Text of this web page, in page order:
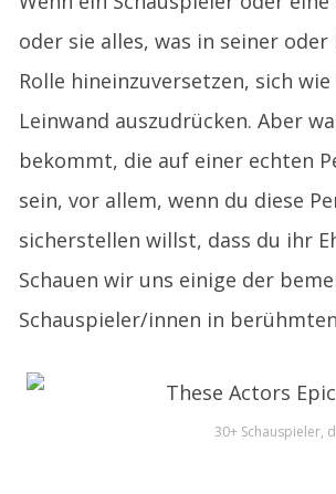
oder sie alles, was in seiner
Rolle hineinzuversetzen, sich
Leinwand auszudrücken. Aber
bekommt, die auf einer echten
sein, vor allem, wenn du diese
sicherstellen willst, dass du ihr
Schauen wir uns einige der
Schauspieler/innen in
30+ Schauspieler,